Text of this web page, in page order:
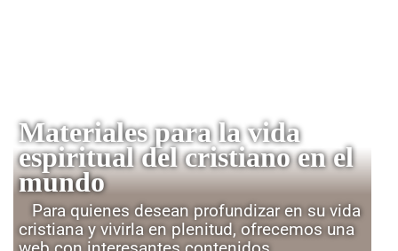
Materiales para la vida
espiritual del cristiano en el
mundo
Para quienes desean profundizar en su vida
cristiana y vivirla en plenitud, ofrecemos una